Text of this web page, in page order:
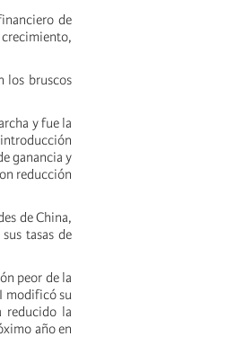
de
los bruscos
y fue la
ganancia y
reducción
de China,
tasas de
peor de la
modificó su
reducido la
año en